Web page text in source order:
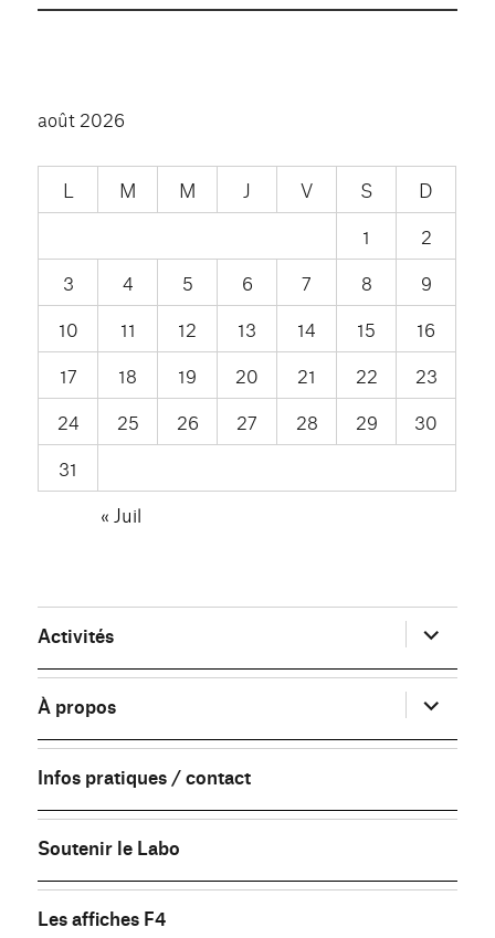
août 2026
L M M J V S
D
1
2
3
4 5 6 7 8
9
10
11 12 13 14 15
16
17
18 19 20 21 22
23
24
25 26 27 28 29
30
31
« Juil
Activités ouvrir
le
sous-
menu
À propos
ouvrir
le
sous-
menu
Infos pratiques / contact
Soutenir le Labo
Les affiches F4